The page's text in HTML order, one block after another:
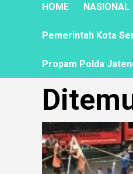
HOME NASIONAL
Pemerintah Kota
Propam Polda